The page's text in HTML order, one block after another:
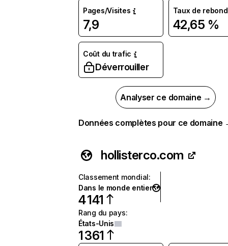
Pages/Visites
7,9
Taux de rebond
42,65 %
Coût du trafic
Déverrouiller
Analyser ce domaine →
Données complètes pour ce domaine
hollisterco.com
Classement mondial:
Dans le monde entier
4 141
Rang du pays:
États-Unis
1 361